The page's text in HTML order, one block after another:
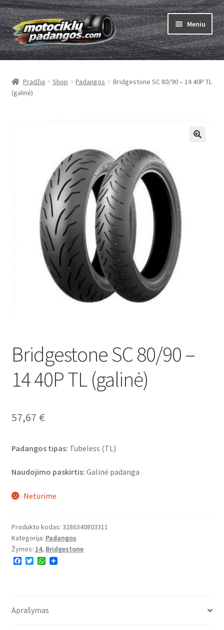
Pereiti
prie
meniu
Pereiti
prie
turinio
Meniu
Padangos
menu
Kameros
menu
Kontaktai
Pradžia Shop Padangos
Bridgestone SC 80/90 – 14 40P TL
(galinė)
Bridgestone SC 80/90 –
14 40P TL (galinė)
57,67 €
Padangos tipas: Tubeless (TL)
Naudojimo paskirtis: Galinė padanga
Neturime
Produkto kodas: 3286340803311
Kategorija: Padangos
Žymos: 14, Bridgestone
F
o
T
r
W
p
Aprašymas